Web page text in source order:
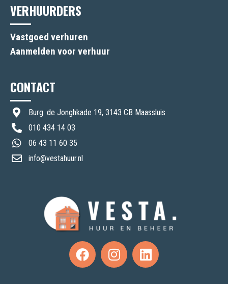
VERHUURDERS
Vastgoed verhuren
Aanmelden voor verhuur
CONTACT
Burg. de Jonghkade 19, 3143 CB Maassluis
010 434 14 03
06 43 11 60 35
info@vestahuur.nl